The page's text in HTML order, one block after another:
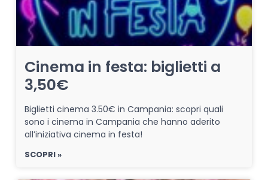
Cinema in festa: biglietti a
3,50€
Biglietti cinema 3.50€ in Campania: scopri quali
sono i cinema in Campania che hanno aderito
all’iniziativa cinema in festa!
SCOPRI »